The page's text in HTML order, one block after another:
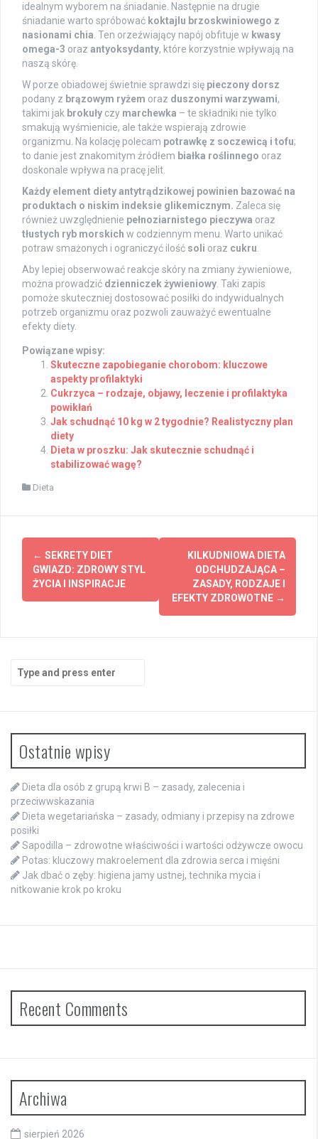
idealnym wyborem na śniadanie. Następnie na drugie
śniadanie warto spróbować koktajlu brzoskwiniowego z
nasionami chia . Ten orzeźwiający napój obfituje w kwasy
omega-3 oraz antyoksydanty, które korzystnie wpływają na
naszą skórę.
W porze obiadowej świetnie sprawdzi się pieczony dorsz
podany z brązowym ryżem oraz duszonymi warzywami,
takimi jak brokuły czy marchewka – te składniki nie tylko
smakują wyśmienicie, ale także wspierają zdrowie
organizmu. Na kolację polecam potrawkę z soczewicą i tofu;
to danie jest znakomitym źródłem białka roślinnego oraz
doskonale wpływa na pracę jelit.
Każdy element diety antytrądzikowej powinien bazować na
produktach o niskim indeksie glikemicznym. Zaleca się
również uwzględnienie pełnoziarnistego pieczywa oraz
tłustych ryb morskich w codziennym menu. Warto unikać
potraw smażonych i ograniczyć ilość soli oraz cukru
Aby lepiej obserwować reakcje skóry na zmiany żywieniowe,
można prowadzić dzienniczek żywieniowy . Taki zapis
pomoże skuteczniej dostosować posiłki do indywidualnych
potrzeb organizmu oraz pozwoli zauważyć ewentualne
efekty diety.
Powiązane wpisy:
Skuteczne zapobieganie chorobom: kluczowe
aspekty profilaktyki
Cukrzyca – rodzaje, objawy, leczenie i profilaktyka
powikłań
Jak schudnąć 10 kg w 2 tygodnie? Realistyczny plan
diety
Dieta w proszku: Jak skutecznie schudnąć i
stabilizować wagę?
Dieta
Post
navigation
← SEKRETY DIET
GWIAZD: ZDROWY STYL
ŻYCIA I INSPIRACJE
KILKUDNIOWA DIETA
ODCHUDZAJĄCA –
ZASADY, RODZAJE I
EFEKTY ZDROWOTNE →
for:
Ostatnie wpisy
Dieta dla osób z grupą krwi B – zasady, zalecenia i
przeciwwskazania
Dieta wegetariańska – zasady, odmiany i przepisy na zdrowe
posiłki
Sapodilla – zdrowotne właściwości i wartości odżywcze owocu
Potas: kluczowy makroelement dla zdrowia serca i mięśni
Jak dbać o zęby: higiena jamy ustnej, technika mycia i
nitkowanie krok po kroku
Recent Comments
Archiwa
sierpień 2026